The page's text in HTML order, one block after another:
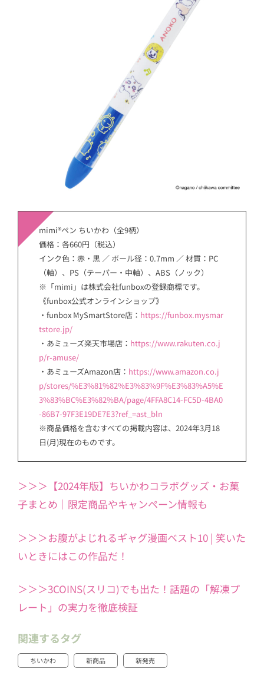
mimi®ペン ちいかわ（全9柄）
価格：各660円（税込）
インク色：赤・黒 ／ ボール径：0.7mm ／ 材質：PC
（軸）、PS（テーパー・中軸）、ABS（ノック）
※「mimi」は株式会社funboxの登録商標です。
《funbox公式オンラインショップ》
・funbox MySmartStore店： https://funbox.mysmar
tstore.jp/
・あミューズ楽天市場店： https://www.rakuten.co.j
p/r-amuse/
・あミューズAmazon店： https://www.amazon.co.j
p/stores/%E3%81%82%E3%83%9F%E3%83%A5%E
3%83%BC%E3%82%BA/page/4FFA8C14-FC5D-4BA0
-86B7-97F3E19DE7E3?ref_=ast_bln
※商品価格を含むすべての掲載内容は、2024年3月18
日(月)現在のものです。
＞＞＞【2024年版】ちいかわコラボグッズ・お菓
子まとめ｜限定商品やキャンペーン情報も
＞＞＞お腹がよじれるギャグ漫画ベスト10 | 笑いた
いときにはこの作品だ！
＞＞＞3COINS(スリコ)でも出た！話題の「解凍プ
レート」の実力を徹底検証
関連するタグ
ちいかわ 新商品 新発売